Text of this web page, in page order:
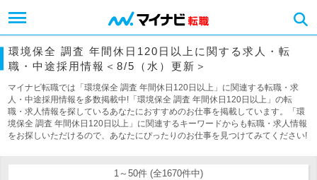
環境保全 調査 年間休日120日以上に関する求人・転
職・中途採用情報＜8/5（水）更新＞
マイナビ転職では「環境保全 調査 年間休日120日以上」に関連する転職・求
人・中途採用情報を多数掲載中!「環境保全 調査 年間休日120日以上」の転
職・求人情報を探しているあなたにおすすめのお仕事を掲載しています。「環
境保全 調査 年間休日120日以上」に関連するキーワードからも転職・求人情報
をお探しいただけるので、あなたにぴったりのお仕事を見つけてみてください!
1～50件 (全1670件中)